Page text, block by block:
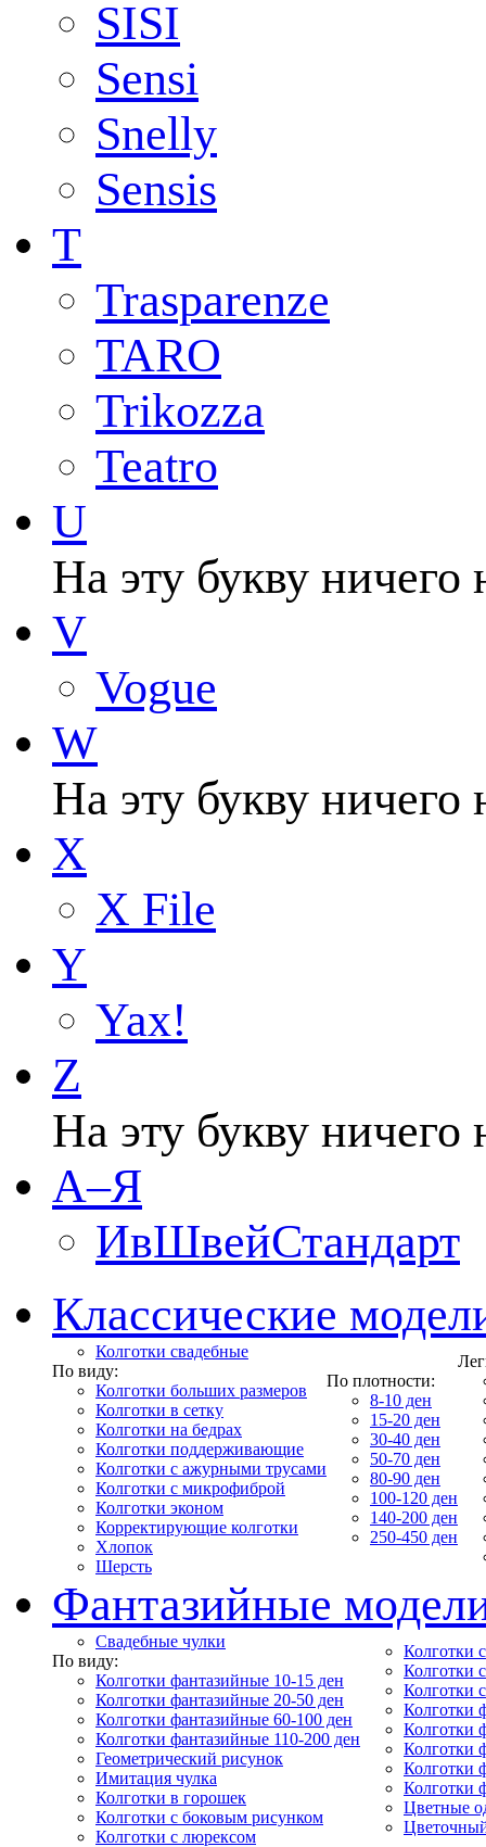
SISI
Sensi
Snelly
Sensis
T
Trasparenze
TARO
Trikozza
Teatro
U
На эту букву ничего
V
Vogue
W
На эту букву ничего
X
X File
Y
Yax!
Z
На эту букву ничего
А–Я
ИвШвейСтандарт
Классические
Колготки свадебные
По виду:
Колготки больших размеров
Колготки в сетку
Колготки на бедрах
Колготки поддерживающие
Колготки с ажурными трусами
Колготки с микрофиброй
Колготки эконом
Корректирующие колготки
Хлопок
Шерсть
По плотности:
8-10 ден
15-20 ден
30-40 ден
50-70 ден
80-90 ден
100-120 ден
140-200 ден
250-450 ден
Фантазийные
Свадебные чулки
По виду:
Колготки фантазийные 10-15 ден
Колготки фантазийные 20-50 ден
Колготки фантазийные 60-100 ден
Колготки фантазийные 110-200 ден
Геометрический рисунок
Имитация чулка
Колготки в горошек
Колготки с боковым рисунком
Колготки с люрексом
Колготки
Колготки
Колготки
Колготки
Колготки
Колготки
Колготки
Колготки
Цветные